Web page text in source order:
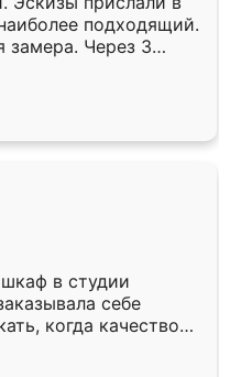
подходящий.
замера. Через 3
готова. Остались
Ренессанс
работу!
в студии
себе
когда качеством
кухня уже почти